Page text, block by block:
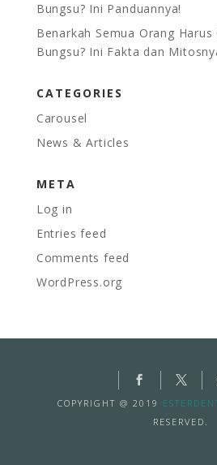
Bungsu? Ini Panduannya!
Benarkah Semua Orang Harus
Bungsu? Ini Fakta dan
CATEGORIES
Carousel
News & Articles
META
Log in
Entries feed
Comments feed
WordPress.org
COPYRIGHT @ 2019
RESERVED.